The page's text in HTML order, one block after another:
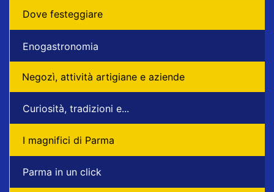
Dove festeggiare
Enogastronomia
Negozì, attività artigiane e aziende
Curiosità, tradizioni e...
I magnifici di Parma
Parma in un click